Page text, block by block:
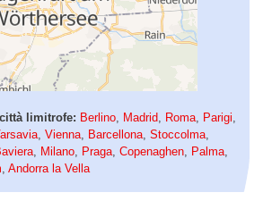
limitrofe: Berlino Madrid Roma Parigi
Vienna Barcellona Stoccolma
Milano Praga Copenaghen Palma
Andorra la Vella